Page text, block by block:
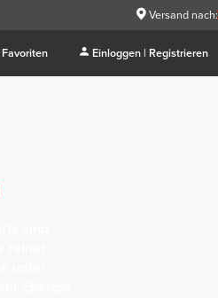
Versand nach:
Favoriten Einloggen | Registrieren